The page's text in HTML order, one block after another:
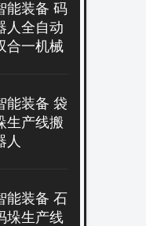
能装备 码
人全自动
合一机械
能装备 袋
生产线搬
人
能装备 石
垛生产线